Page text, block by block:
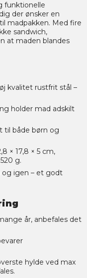
funktionelle
der ønsker en
madpakken. Med fire
sandwich,
at maden blandes
kvalitet rustfrit stål –
holder mad adskilt
til både børn og
× 17,8 × 5 cm,
g.
og igen – et godt
år, anbefales det
hylde ved max